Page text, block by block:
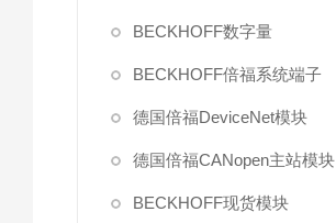
BECKHOFF数字量
BECKHOFF倍福系统端子
德国倍福DeviceNet模块
德国倍福CANopen主站模块
BECKHOFF现货模块